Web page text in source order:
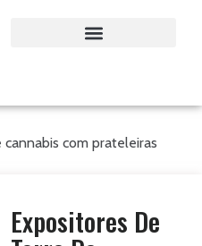
com prateleiras
Expositores De